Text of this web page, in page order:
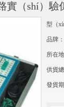
實（shí）驗
型（
品牌
所在
供貨
發貨